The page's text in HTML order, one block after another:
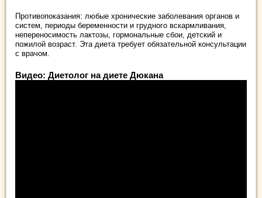
Противопоказания: любые хронические заболевания органов и
систем, периоды беременности и грудного вскармливания,
непереносимость лактозы, гормональные сбои, детский и
пожилой возраст. Эта диета требует обязательной консультации
с врачом.
Видео: Диетолог на диете Дюкана